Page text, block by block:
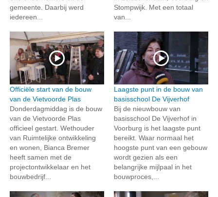
gemeente. Daarbij werd
iedereen...
Stompwijk. Met een totaal
van...
Officiële start van de bouw
van de Vietvoorde Plas
Donderdagmiddag is de bouw
van de Vietvoorde Plas
officieel gestart. Wethouder
van Ruimtelijke ontwikkeling
en wonen, Bianca Bremer
heeft samen met de
projectontwikkelaar en het
bouwbedrijf...
Laagste punt in de bouw van
basisschool De Vijverhof
Bij de nieuwbouw van
basisschool De Vijverhof in
Voorburg is het laagste punt
bereikt. Waar normaal het
hoogste punt van een gebouw
wordt gezien als een
belangrijke mijlpaal in het
bouwproces,...